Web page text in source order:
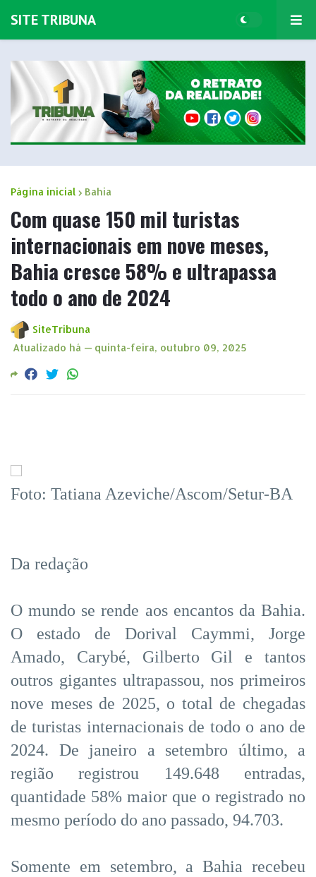
SITE TRIBUNA
Página inicial Bahia
Com quase 150 mil turistas
internacionais em nove meses,
Bahia cresce 58% e ultrapassa
todo o ano de 2024
SiteTribuna
Atualizado há — quinta-feira, outubro 09, 2025
Foto: Tatiana Azeviche/Ascom/Setur-BA
Da redação
O mundo se rende aos encantos da Bahia.
O estado de Dorival Caymmi, Jorge
Amado, Carybé, Gilberto Gil e tantos
outros gigantes ultrapassou, nos primeiros
nove meses de 2025, o total de chegadas
de turistas internacionais de todo o ano de
2024. De janeiro a setembro último, a
região registrou 149.648 entradas,
quantidade 58% maior que o registrado no
mesmo período do ano passado, 94.703.
Somente em setembro, a Bahia recebeu